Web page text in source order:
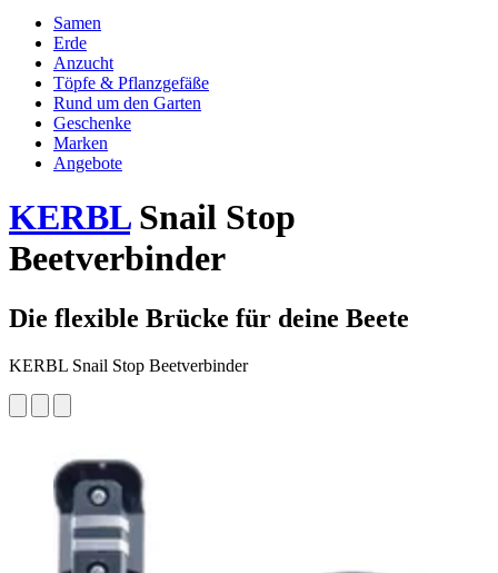
Samen
Erde
Anzucht
Töpfe & Pflanzgefäße
Rund um den Garten
Geschenke
Marken
Angebote
KERBLSnail Stop
Beetverbinder
Die flexible Brücke für deine Beete
KERBL Snail Stop Beetverbinder